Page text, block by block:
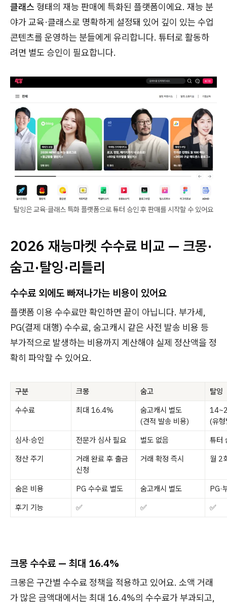
클래스 형태의 재능 판매에 특화된 플랫폼이에요. 재능 분
야가 교육·클래스로 명확하게 설정돼 있어 깊이 있는 수업
콘텐츠를 운영하는 분들에게 유리합니다. 튜터로 활동하
려면 별도 승인이 필요합니다.
탈잉은 교육·클래스 특화 플랫폼으로 튜터 승인 후 판매를 시작할 수 있어요
2026 재능마켓 수수료 비교 — 크몽·
숨고·탈잉·리틀리
수수료 외에도 빠져나가는 비용이 있어요
플랫폼 이용 수수료만 확인하면 끝이 아닙니다. 부가세,
PG(결제 대행) 수수료, 숨고캐시 같은 사전 발송 비용 등
부가적으로 발생하는 비용까지 계산해야 실제 정산액을 정
확히 파악할 수 있어요.
구분 크몽 숨고
탈잉
수수료
최대 16.4%
숨고캐시 별도
(견적 발송 비용)
(유
심사·승인
전문가 심사 필요 별도 없음
튜터
정산 주기
거래 완료 후 출금
신청
거래 확정 즉시 월 2
숨은 비용 PG 수수료 별도 숨고캐시 별도
PG·
후기 기능
✅ ✅ ✅
크몽 수수료 — 최대 16.4%
크몽은 구간별 수수료 정책을 적용하고 있어요. 소액 거래
가 많은 금액대에서는 최대 16.4%의 수수료가 부과되고,